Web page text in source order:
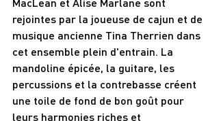
rejointes par la joueuse de cajun et de
musique ancienne Tina Therrien dans
cet ensemble plein d'entrain. La
mandoline épicée, la guitare, les
percussions et la contrebasse créent
une toile de fond de bon goût pour
leurs harmonies riches et